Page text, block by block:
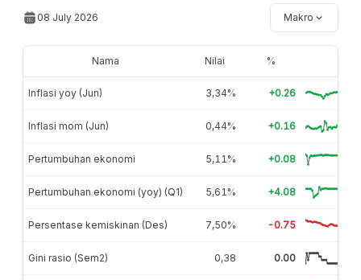
08 July 2026 Makro
Nama Nilai %
Inflasi yoy (Jun) 3,34% +0.26
Inflasi mom (Jun) 0,44% +0.16
Pertumbuhan ekonomi 5,11% +0.08
Pertumbuhan ekonomi (yoy) (Q1) 5,61% +4.08
Persentase kemiskinan (Des) 7,50% -0.75
Gini rasio (Sem2) 0,38 0.00